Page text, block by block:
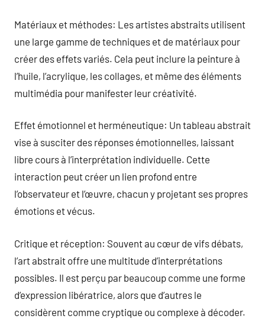
Matériaux et méthodes: Les artistes abstraits utilisent
une large gamme de techniques et de matériaux pour
créer des effets variés. Cela peut inclure la peinture à
l’huile, l’acrylique, les collages, et même des éléments
multimédia pour manifester leur créativité.
Effet émotionnel et herméneutique: Un tableau abstrait
vise à susciter des réponses émotionnelles, laissant
libre cours à l’interprétation individuelle. Cette
interaction peut créer un lien profond entre
l’observateur et l’œuvre, chacun y projetant ses propres
émotions et vécus.
Critique et réception: Souvent au cœur de vifs débats,
l’art abstrait offre une multitude d’interprétations
possibles. Il est perçu par beaucoup comme une forme
d’expression libératrice, alors que d’autres le
considèrent comme cryptique ou complexe à décoder.